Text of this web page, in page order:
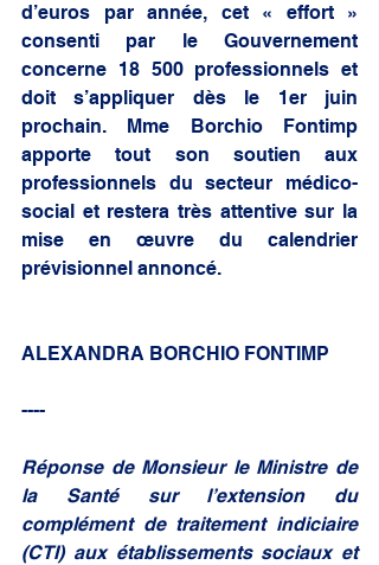
d’euros par année, cet « effort »
consenti par le Gouvernement
concerne 18 500 professionnels et
doit s’appliquer dès le 1er juin
prochain. Mme Borchio Fontimp
apporte tout son soutien aux
professionnels du secteur médico-
social et restera très attentive sur la
mise en œuvre du calendrier
prévisionnel annoncé.
ALEXANDRA BORCHIO FONTIMP
----
Réponse de Monsieur le Ministre de
la Santé sur l’extension du
complément de traitement indiciaire
(CTI) aux établissements sociaux et